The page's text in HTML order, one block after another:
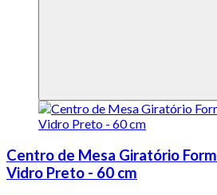
Centro de Mesa Giratório
Vidro Preto - 60 cm